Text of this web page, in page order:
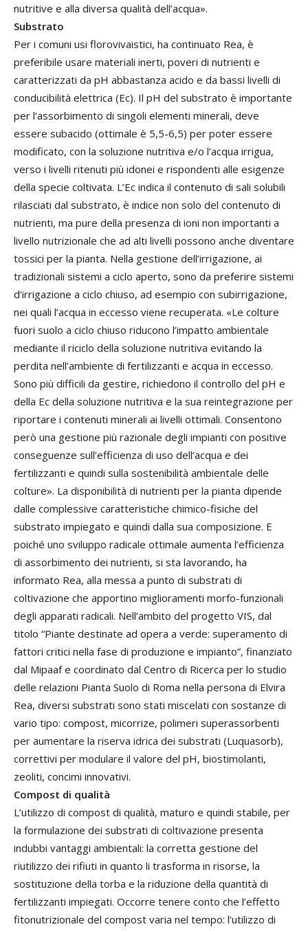
nutritive e alla diversa qualità dell’acqua».
Substrato
Per i comuni usi florovivaistici, ha continuato Rea, è
preferibile usare materiali inerti, poveri di nutrienti e
caratterizzati da pH abbastanza acido e da bassi livelli di
conducibilità elettrica (Ec). Il pH del substrato è importante
per l’assorbimento di singoli elementi minerali, deve
essere subacido (ottimale è 5,5-6,5) per poter essere
modificato, con la soluzione nutritiva e/o l’acqua irrigua,
verso i livelli ritenuti più idonei e rispondenti alle esigenze
della specie coltivata. L’Ec indica il contenuto di sali solubili
rilasciati dal substrato, è indice non solo del contenuto di
nutrienti, ma pure della presenza di ioni non importanti a
livello nutrizionale che ad alti livelli possono anche diventare
tossici per la pianta. Nella gestione dell’irrigazione, ai
tradizionali sistemi a ciclo aperto, sono da preferire sistemi
d’irrigazione a ciclo chiuso, ad esempio con subirrigazione,
nei quali l’acqua in eccesso viene recuperata. «Le colture
fuori suolo a ciclo chiuso riducono l’impatto ambientale
mediante il riciclo della soluzione nutritiva evitando la
perdita nell’ambiente di fertilizzanti e acqua in eccesso.
Sono più difficili da gestire, richiedono il controllo del pH e
della Ec della soluzione nutritiva e la sua reintegrazione per
riportare i contenuti minerali ai livelli ottimali. Consentono
però una gestione più razionale degli impianti con positive
conseguenze sull’efficienza di uso dell’acqua e dei
fertilizzanti e quindi sulla sostenibilità ambientale delle
colture». La disponibilità di nutrienti per la pianta dipende
dalle complessive caratteristiche chimico-fisiche del
substrato impiegato e quindi dalla sua composizione. E
poiché uno sviluppo radicale ottimale aumenta l’efficienza
di assorbimento dei nutrienti, si sta lavorando, ha
informato Rea, alla messa a punto di substrati di
coltivazione che apportino miglioramenti morfo-funzionali
degli apparati radicali. Nell’ambito del progetto VIS, dal
titolo “Piante destinate ad opera a verde: superamento di
fattori critici nella fase di produzione e impianto”, finanziato
dal Mipaaf e coordinato dal Centro di Ricerca per lo studio
delle relazioni Pianta Suolo di Roma nella persona di Elvira
Rea, diversi substrati sono stati miscelati con sostanze di
vario tipo: compost, micorrize, polimeri superassorbenti
per aumentare la riserva idrica dei substrati (Luquasorb),
correttivi per modulare il valore del pH, biostimolanti,
zeoliti, concimi innovativi.
Compost di qualità
L’utilizzo di compost di qualità, maturo e quindi stabile, per
la formulazione dei substrati di coltivazione presenta
indubbi vantaggi ambientali: la corretta gestione del
riutilizzo dei rifiuti in quanto li trasforma in risorse, la
sostituzione della torba e la riduzione della quantità di
fertilizzanti impiegati. Occorre tenere conto che l’effetto
fitonutrizionale del compost varia nel tempo: l’utilizzo di